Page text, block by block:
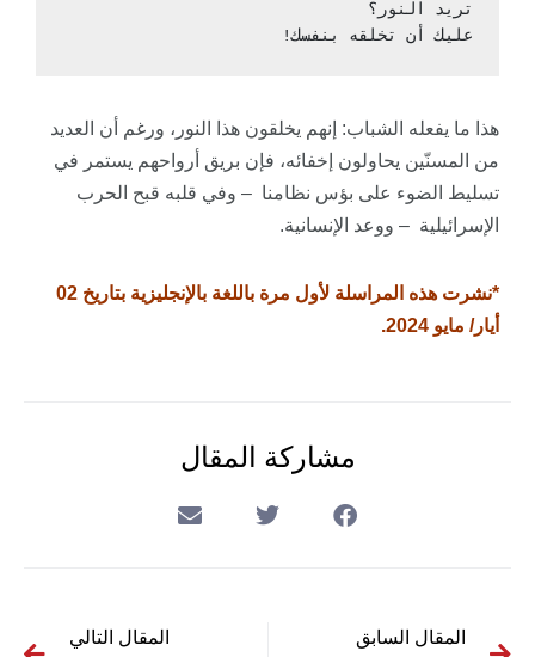
تريد النور؟
عليك أن تخلقه بنفسك!
هذا ما يفعله الشباب: إنهم يخلقون هذا النور، ورغم أن العديد
من المسنّين يحاولون إخفائه، فإن بريق أرواحهم يستمر في
تسليط الضوء على بؤس نظامنا – وفي قلبه قبح الحرب
الإسرائيلية – ووعد الإنسانية.
*نشرت هذه المراسلة لأول مرة باللغة بالإنجليزية بتاريخ 02
أيار/ مايو 2024.
مشاركة المقال
المقال السابق المقال التالي